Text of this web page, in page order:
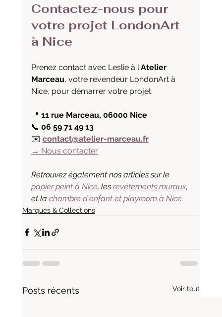
Contactez-nous pour
votre projet LondonArt
à Nice
Prenez contact avec Leslie à l'Atelier
Marceau, votre revendeur LondonArt à
Nice, pour démarrer votre projet.
📍 11 rue Marceau, 06000 Nice
📞 06 59 71 49 13
✉️ contact@atelier-marceau.fr
→ Nous contacter
Retrouvez également nos articles sur le
papier peint à Nice, les revêtements muraux,
et la chambre d'enfant et playroom à Nice.
Marques & Collections
Posts récents Voir tout